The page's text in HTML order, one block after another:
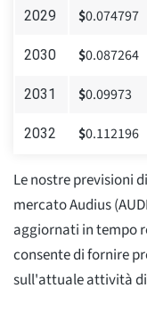
2029 $0.074797
2030 $0.087264
2031 $0.09973
2032 $0.112196
Le nostre previsioni
mercato Audius
aggiornati in tempo
consente di fornire
sull'attuale attività